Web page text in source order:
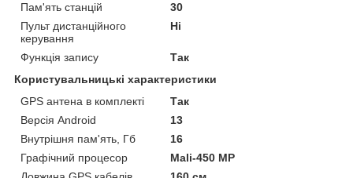
Пам'ять станцій
30
Пульт дистанційного
керування
Ні
Функція запису
Так
Користувальницькі характеристики
GPS антена в комплекті
Так
Версія Android
13
Внутрішня пам'ять, Гб
16
Графічний процесор
Mali-450 MP